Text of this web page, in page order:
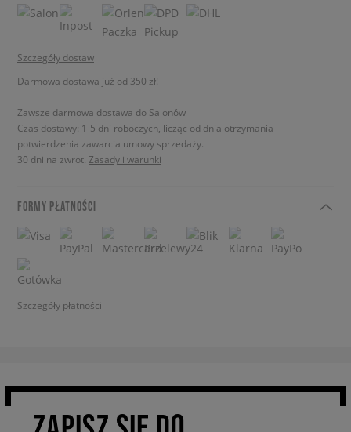
Szczegóły dostaw
Darmowa dostawa już od 350 zł!
Zawsze darmowa dostawa do Salonów
Czas dostawy: 1-5 dni roboczych, licząc od dnia otrzymania
potwierdzenia zawarcia umowy sprzedaży.
30 dni na zwrot. Zasady i warunki
FORMY PŁATNOŚCI
Szczegóły płatności